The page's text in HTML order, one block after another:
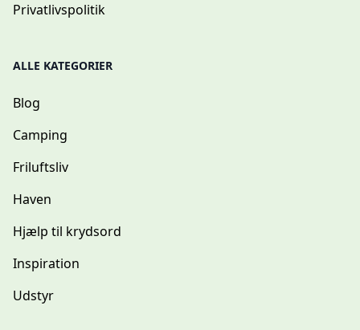
Privatlivspolitik
ALLE KATEGORIER
Blog
Camping
Friluftsliv
Haven
Hjælp til krydsord
Inspiration
Udstyr